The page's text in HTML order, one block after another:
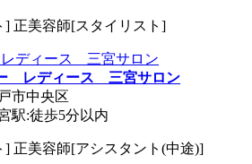
] 正美容師[スタイリスト]
レディース 三宮サロン
市中央区
駅:徒歩5分以内
] 正美容師[アシスタント(中途)]